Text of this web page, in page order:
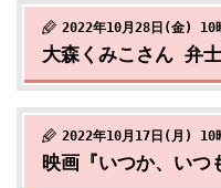
2022年10月28日(金) 10
大森くみこさん 弁
2022年10月17日(月) 10
映画『いつか、いつ